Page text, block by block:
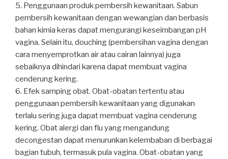
5. Penggunaan produk pembersih kewanitaan. Sabun
pembersih kewanitaan dengan wewangian dan berbasis
bahan kimia keras dapat mengurangi keseimbangan pH
vagina. Selain itu, douching (pembersihan vagina dengan
cara menyemprotkan air atau cairan lainnya) juga
sebaiknya dihindari karena dapat membuat vagina
cenderung kering.
6. Efek samping obat. Obat-obatan tertentu atau
penggunaan pembersih kewanitaan yang digunakan
terlalu sering juga dapat membuat vagina cenderung
kering. Obat alergi dan flu yang mengandung
decongestan dapat menurunkan kelembaban di berbagai
bagian tubuh, termasuk pula vagina. Obat-obatan yang